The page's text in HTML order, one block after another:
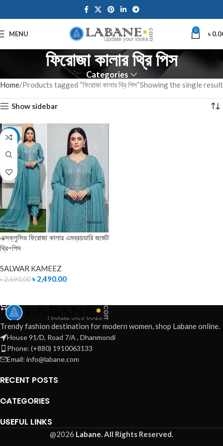
MENU 0 ৳
ফিরোজা কালার থ্রি পিস
Categories
Home Products tagged “ফিরোজা কালার থ্রি পিস”Showing the single result
Show sidebar
-7%
এক্সক্লুসিভ ফিরোজা কালার এমব্রয়ডারি জর্জেট
থ্রি-পিস
SALWAR KAMEEZ
৳2,690.00৳ 2,490.00
Trendy fashion destination for modern women, shop Labane online.
House 91/D, Road 7/A , Dhanmondi
Phone: (+880) 1910063133
Email: info@labane.com
RECENT POSTS
CATEGORIES
USEFUL LINKS
@2026 Labane.All Rights Reserved.